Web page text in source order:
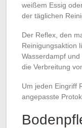
weißem Essig
der täglichen
Der Reflex, den
Reinigungsaktion
Wasserdampf
die Verbreitung
Um jeden Eingriff
angepasste